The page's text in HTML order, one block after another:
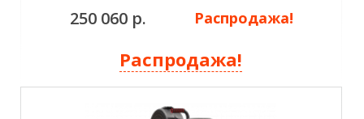
250 060 р. Распродажа!
Распродажа!